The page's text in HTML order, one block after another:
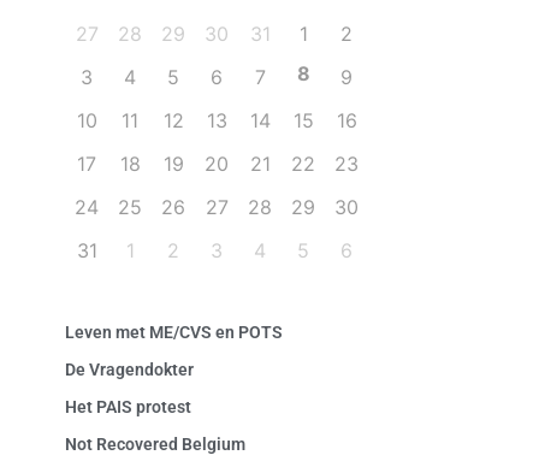
27
28 29 30 31 1
2
3
4 5 6 7 8
9
10
11 12 13 14 15
16
17
18 19 20 21 22
23
24
25 26 27 28 29
30
31
1 2 3 4 5 6
Leven met ME/CVS en POTS
De Vragendokter
Het PAIS protest
Not Recovered Belgium